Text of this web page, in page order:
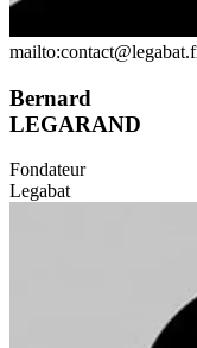
Bernard
LEGARAND
Fondateur
Legabat